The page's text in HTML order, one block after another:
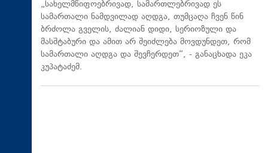
„სახელმწიფოებრივად, სამართლებრივად ეს
სამართალი ნამდვილად აღდგა, თუმცაღა ჩვენ წინ
ბრძოლა გველის, ძალიან დიდი, სერიოზული და
მასშტაბური და ამით არ შეიძლება მოვდუნდეთ, რომ
სამართალი აღდგა და შევჩერდეთ“, - განაცხადა ეკა
კუპატაძემ.